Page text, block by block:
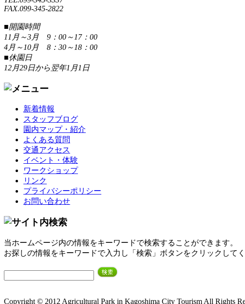
FAX.099-345-2822
■開園時間
11月～3月 9：00～17：00
4月～10月 8：30～18：00
■休園日
12月29日から翌年1月1日
新着情報
スタッフブログ
園内マップ・紹介
よくある質問
交通アクセス
イベント・体験
ワークショップ
リンク
プライバシーポリシー
お問い合わせ
当ホームページ内の情報をキーワードで検索することができます。
お探しの情報をキーワードで入力し「検索」ボタンをクリックしてく
Copyright © 2012 Agricultural Park in Kagoshima City Tourism All Rights